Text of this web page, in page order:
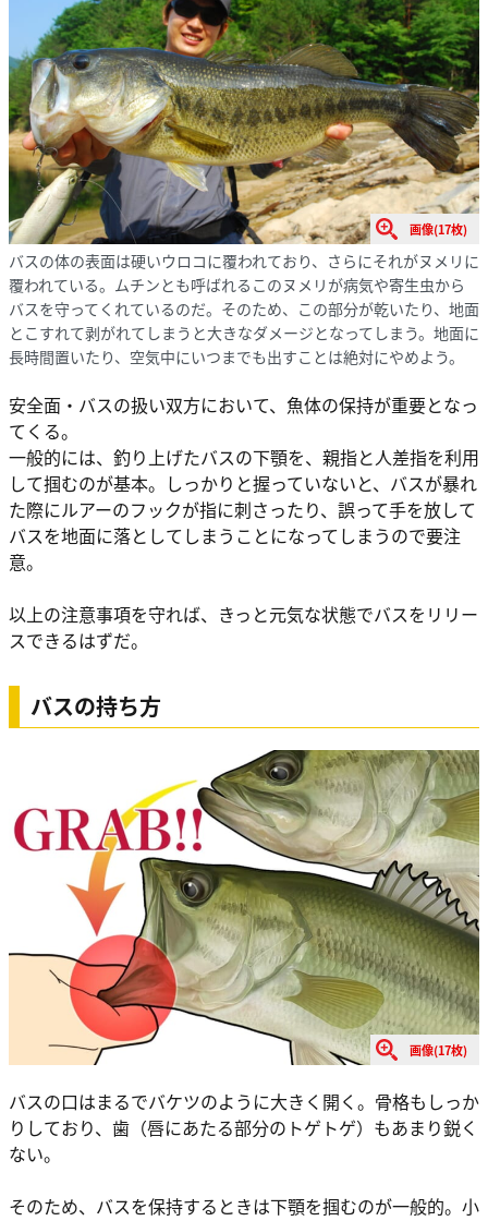
画像(17枚)
バスの体の表面は硬いウロコに覆われており、さらにそれがヌメリに
覆われている。ムチンとも呼ばれるこのヌメリが病気や寄生虫から
バスを守ってくれているのだ。そのため、この部分が乾いたり、地面
とこすれて剥がれてしまうと大きなダメージとなってしまう。地面に
長時間置いたり、空気中にいつまでも出すことは絶対にやめよう。
安全面・バスの扱い双方において、魚体の保持が重要となっ
てくる。
一般的には、釣り上げたバスの下顎を、親指と人差指を利用
して掴むのが基本。しっかりと握っていないと、バスが暴れ
た際にルアーのフックが指に刺さったり、誤って手を放して
バスを地面に落としてしまうことになってしまうので要注
意。
以上の注意事項を守れば、きっと元気な状態でバスをリリー
スできるはずだ。
バスの持ち方
画像(17枚)
バスの口はまるでバケツのように大きく開く。骨格もしっか
りしており、歯（唇にあたる部分のトゲトゲ）もあまり鋭く
ない。
そのため、バスを保持するときは下顎を掴むのが一般的。小